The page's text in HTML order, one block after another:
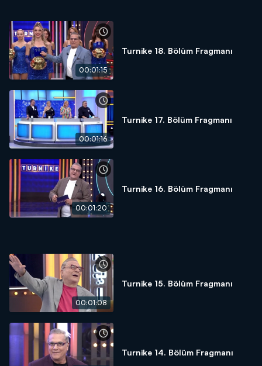
00:01:15
Turnike 18. Bölüm Fragmanı
00:01:16
Turnike 17. Bölüm Fragmanı
00:01:20
Turnike 16. Bölüm Fragmanı
00:01:08
Turnike 15. Bölüm Fragmanı
Turnike 14. Bölüm Fragmanı